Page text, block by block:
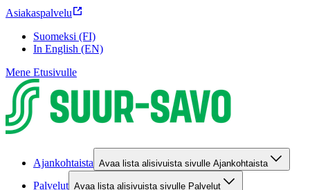
Asiakaspalvelu
Suomeksi (FI)
In English (EN)
Mene Etusivulle
Ajankohtaista Avaa lista alisivuista sivulle Ajankohtaista
Palvelut Avaa lista alisivuista sivulle Palvelut